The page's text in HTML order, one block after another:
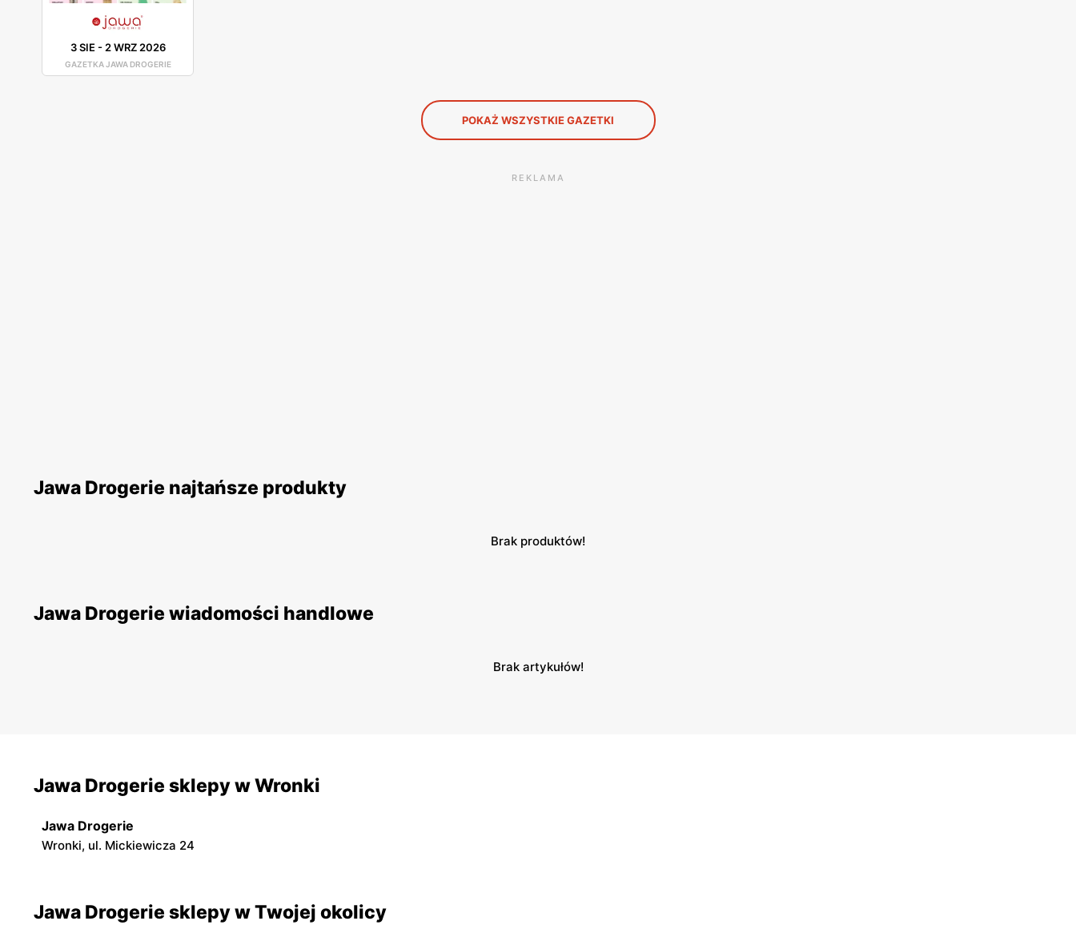
3 SIE - 2 WRZ 2026
GAZETKA JAWA DROGERIE
POKAŻ WSZYSTKIE GAZETKI
REKLAMA
Jawa Drogerie najtańsze produkty
Brak produktów!
Jawa Drogerie wiadomości handlowe
Brak artykułów!
Jawa Drogerie sklepy w Wronki
Jawa Drogerie
Wronki, ul. Mickiewicza 24
Jawa Drogerie sklepy w Twojej okolicy